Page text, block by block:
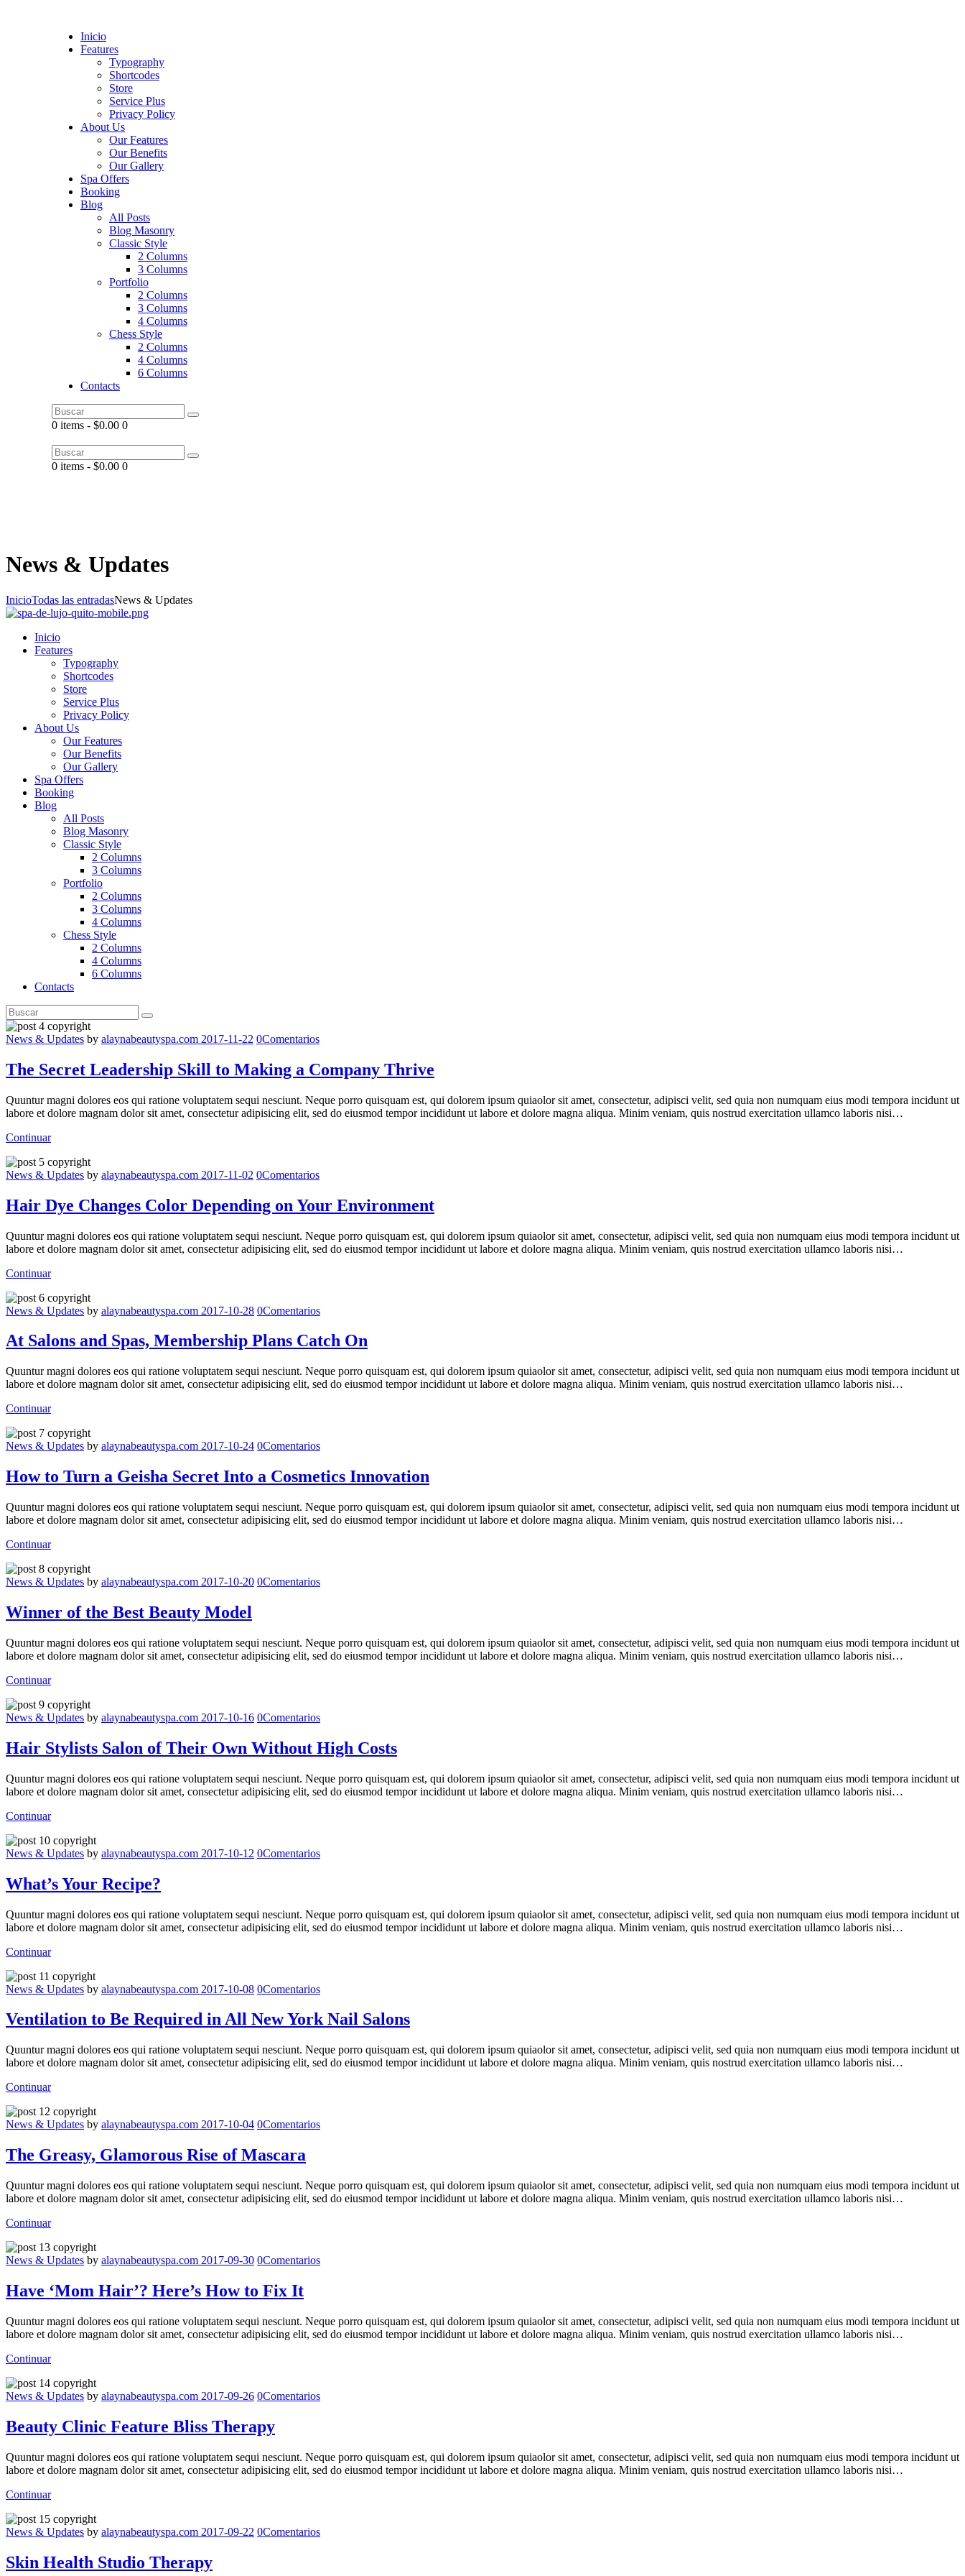
Inicio
Features
Typography
Shortcodes
Store
Service Plus
Privacy Policy
About Us
Our Features
Our Benefits
Our Gallery
Spa Offers
Booking
Blog
All Posts
Blog Masonry
Classic Style
2 Columns
3 Columns
Portfolio
2 Columns
3 Columns
4 Columns
Chess Style
2 Columns
4 Columns
6 Columns
Contacts
0 items - $0.00 0
0 items - $0.00 0
News & Updates
InicioTodas las entradasNews & Updates
Inicio
Features
Typography
Shortcodes
Store
Service Plus
Privacy Policy
About Us
Our Features
Our Benefits
Our Gallery
Spa Offers
Booking
Blog
All Posts
Blog Masonry
Classic Style
2 Columns
3 Columns
Portfolio
2 Columns
3 Columns
4 Columns
Chess Style
2 Columns
4 Columns
6 Columns
Contacts
News & Updates by alaynabeautyspa.com 2017-11-22 0Comentarios
The Secret Leadership Skill to Making a Company Thrive
Quuntur magni dolores eos qui ratione voluptatem sequi nesciunt. Neque porro quisquam est, qui dolorem ipsum quiaolor sit amet, consectetur, adipisci velit, sed quia non numquam eius modi tempora incidunt ut
labore et dolore magnam dolor sit amet, consectetur adipisicing elit, sed do eiusmod tempor incididunt ut labore et dolore magna aliqua. Minim veniam, quis nostrud exercitation ullamco laboris nisi…
Continuar
News & Updates by alaynabeautyspa.com 2017-11-02 0Comentarios
Hair Dye Changes Color Depending on Your Environment
Quuntur magni dolores eos qui ratione voluptatem sequi nesciunt. Neque porro quisquam est, qui dolorem ipsum quiaolor sit amet, consectetur, adipisci velit, sed quia non numquam eius modi tempora incidunt ut
labore et dolore magnam dolor sit amet, consectetur adipisicing elit, sed do eiusmod tempor incididunt ut labore et dolore magna aliqua. Minim veniam, quis nostrud exercitation ullamco laboris nisi…
Continuar
News & Updates by alaynabeautyspa.com 2017-10-28 0Comentarios
At Salons and Spas, Membership Plans Catch On
Quuntur magni dolores eos qui ratione voluptatem sequi nesciunt. Neque porro quisquam est, qui dolorem ipsum quiaolor sit amet, consectetur, adipisci velit, sed quia non numquam eius modi tempora incidunt ut
labore et dolore magnam dolor sit amet, consectetur adipisicing elit, sed do eiusmod tempor incididunt ut labore et dolore magna aliqua. Minim veniam, quis nostrud exercitation ullamco laboris nisi…
Continuar
News & Updates by alaynabeautyspa.com 2017-10-24 0Comentarios
How to Turn a Geisha Secret Into a Cosmetics Innovation
Quuntur magni dolores eos qui ratione voluptatem sequi nesciunt. Neque porro quisquam est, qui dolorem ipsum quiaolor sit amet, consectetur, adipisci velit, sed quia non numquam eius modi tempora incidunt ut
labore et dolore magnam dolor sit amet, consectetur adipisicing elit, sed do eiusmod tempor incididunt ut labore et dolore magna aliqua. Minim veniam, quis nostrud exercitation ullamco laboris nisi…
Continuar
News & Updates by alaynabeautyspa.com 2017-10-20 0Comentarios
Winner of the Best Beauty Model
Quuntur magni dolores eos qui ratione voluptatem sequi nesciunt. Neque porro quisquam est, qui dolorem ipsum quiaolor sit amet, consectetur, adipisci velit, sed quia non numquam eius modi tempora incidunt ut
labore et dolore magnam dolor sit amet, consectetur adipisicing elit, sed do eiusmod tempor incididunt ut labore et dolore magna aliqua. Minim veniam, quis nostrud exercitation ullamco laboris nisi…
Continuar
News & Updates by alaynabeautyspa.com 2017-10-16 0Comentarios
Hair Stylists Salon of Their Own Without High Costs
Quuntur magni dolores eos qui ratione voluptatem sequi nesciunt. Neque porro quisquam est, qui dolorem ipsum quiaolor sit amet, consectetur, adipisci velit, sed quia non numquam eius modi tempora incidunt ut
labore et dolore magnam dolor sit amet, consectetur adipisicing elit, sed do eiusmod tempor incididunt ut labore et dolore magna aliqua. Minim veniam, quis nostrud exercitation ullamco laboris nisi…
Continuar
News & Updates by alaynabeautyspa.com 2017-10-12 0Comentarios
What’s Your Recipe?
Quuntur magni dolores eos qui ratione voluptatem sequi nesciunt. Neque porro quisquam est, qui dolorem ipsum quiaolor sit amet, consectetur, adipisci velit, sed quia non numquam eius modi tempora incidunt ut
labore et dolore magnam dolor sit amet, consectetur adipisicing elit, sed do eiusmod tempor incididunt ut labore et dolore magna aliqua. Minim veniam, quis nostrud exercitation ullamco laboris nisi…
Continuar
News & Updates by alaynabeautyspa.com 2017-10-08 0Comentarios
Ventilation to Be Required in All New York Nail Salons
Quuntur magni dolores eos qui ratione voluptatem sequi nesciunt. Neque porro quisquam est, qui dolorem ipsum quiaolor sit amet, consectetur, adipisci velit, sed quia non numquam eius modi tempora incidunt ut
labore et dolore magnam dolor sit amet, consectetur adipisicing elit, sed do eiusmod tempor incididunt ut labore et dolore magna aliqua. Minim veniam, quis nostrud exercitation ullamco laboris nisi…
Continuar
News & Updates by alaynabeautyspa.com 2017-10-04 0Comentarios
The Greasy, Glamorous Rise of Mascara
Quuntur magni dolores eos qui ratione voluptatem sequi nesciunt. Neque porro quisquam est, qui dolorem ipsum quiaolor sit amet, consectetur, adipisci velit, sed quia non numquam eius modi tempora incidunt ut
labore et dolore magnam dolor sit amet, consectetur adipisicing elit, sed do eiusmod tempor incididunt ut labore et dolore magna aliqua. Minim veniam, quis nostrud exercitation ullamco laboris nisi…
Continuar
News & Updates by alaynabeautyspa.com 2017-09-30 0Comentarios
Have ‘Mom Hair’? Here’s How to Fix It
Quuntur magni dolores eos qui ratione voluptatem sequi nesciunt. Neque porro quisquam est, qui dolorem ipsum quiaolor sit amet, consectetur, adipisci velit, sed quia non numquam eius modi tempora incidunt ut
labore et dolore magnam dolor sit amet, consectetur adipisicing elit, sed do eiusmod tempor incididunt ut labore et dolore magna aliqua. Minim veniam, quis nostrud exercitation ullamco laboris nisi…
Continuar
News & Updates by alaynabeautyspa.com 2017-09-26 0Comentarios
Beauty Clinic Feature Bliss Therapy
Quuntur magni dolores eos qui ratione voluptatem sequi nesciunt. Neque porro quisquam est, qui dolorem ipsum quiaolor sit amet, consectetur, adipisci velit, sed quia non numquam eius modi tempora incidunt ut
labore et dolore magnam dolor sit amet, consectetur adipisicing elit, sed do eiusmod tempor incididunt ut labore et dolore magna aliqua. Minim veniam, quis nostrud exercitation ullamco laboris nisi…
Continuar
News & Updates by alaynabeautyspa.com 2017-09-22 0Comentarios
Skin Health Studio Therapy